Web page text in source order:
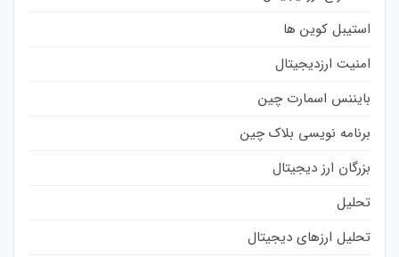
استیبل کوین ها
امنیت ارزدیجیتال
بایننس اسمارت چین
برنامه نویسی بلاک چین
بزرگان ارز دیجیتال
تحلیل
تحلیل ارزهای دیجیتال